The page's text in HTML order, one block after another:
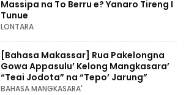
Massipa na To Berru e? Yanaro Tireng I
Tunue
LONTARA
[Bahasa Makassar] Rua Pakelongna
Gowa Appasulu’ Kelong Mangkasara’
“Teai Jodota” na “Tepo’ Jarung”
BAHASA MANGKASARA'